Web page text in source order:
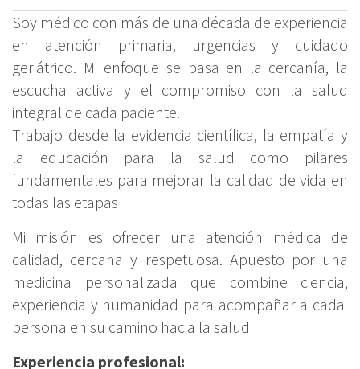
Soy médico con más de una década de experiencia
en atención primaria, urgencias y cuidado
geriátrico. Mi enfoque se basa en la cercanía, la
escucha activa y el compromiso con la salud
integral de cada paciente.
Trabajo desde la evidencia científica, la empatía y
la educación para la salud como pilares
fundamentales para mejorar la calidad de vida en
todas las etapas
Mi misión es ofrecer una atención médica de
calidad, cercana y respetuosa. Apuesto por una
medicina personalizada que combine ciencia,
experiencia y humanidad para acompañar a cada
persona en su camino hacia la salud
Experiencia profesional: